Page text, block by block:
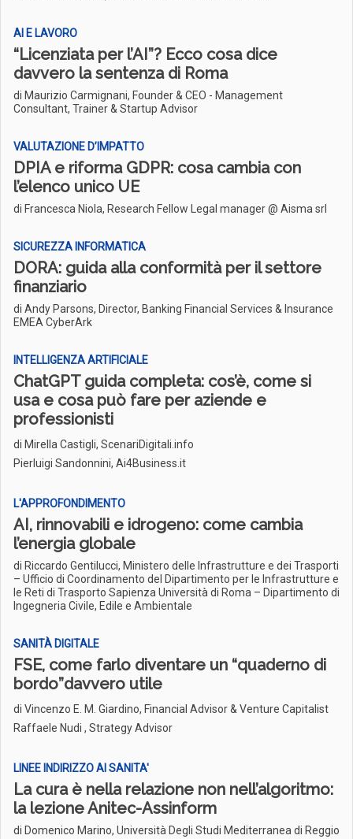
AI E LAVORO
“Licenziata per l’AI”? Ecco cosa dice
davvero la sentenza di Roma
di Maurizio Carmignani, Founder & CEO - Management
Consultant, Trainer & Startup Advisor
VALUTAZIONE D’IMPATTO
DPIA e riforma GDPR: cosa cambia con
l’elenco unico UE
di Francesca Niola, Research Fellow Legal manager @ Aisma srl
SICUREZZA INFORMATICA
DORA: guida alla conformità per il settore
finanziario
di Andy Parsons, Director, Banking Financial Services & Insurance
EMEA CyberArk
INTELLIGENZA ARTIFICIALE
ChatGPT guida completa: cos’è, come si
usa e cosa può fare per aziende e
professionisti
di Mirella Castigli, ScenariDigitali.info
Pierluigi Sandonnini, Ai4Business.it
L'APPROFONDIMENTO
AI, rinnovabili e idrogeno: come cambia
l’energia globale
di Riccardo Gentilucci, Ministero delle Infrastrutture e dei Trasporti
– Ufficio di Coordinamento del Dipartimento per le Infrastrutture e
le Reti di Trasporto Sapienza Università di Roma – Dipartimento di
Ingegneria Civile, Edile e Ambientale
SANITÀ DIGITALE
FSE, come farlo diventare un “quaderno di
bordo”davvero utile
di Vincenzo E. M. Giardino, Financial Advisor & Venture Capitalist
Raffaele Nudi , Strategy Advisor
LINEE INDIRIZZO AI SANITA'
La cura è nella relazione non nell’algoritmo:
la lezione Anitec-Assinform
di Domenico Marino, Università Degli Studi Mediterranea di Reggio